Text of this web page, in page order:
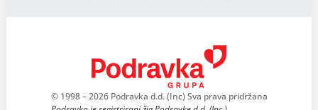
© 1998 – 2026 Podravka d.d. (Inc) Sva prava pridržana